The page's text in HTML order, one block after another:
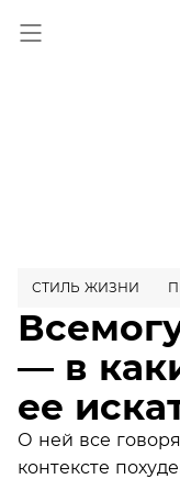
СТИЛЬ ЖИЗНИ
— в
ее
О ней все
контексте